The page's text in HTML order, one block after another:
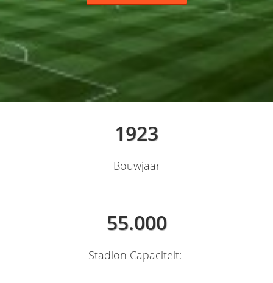
1923
Bouwjaar
55.000
Stadion Capaciteit: